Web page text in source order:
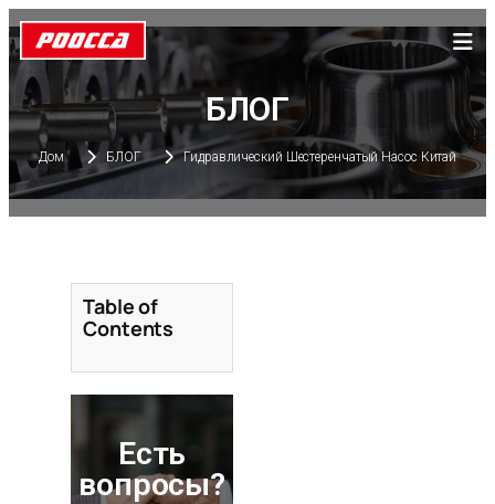
БЛОГ
Дом БЛОГ Гидравлический Шестеренчатый Насос Китай
Table of
Contents
Есть
вопросы?